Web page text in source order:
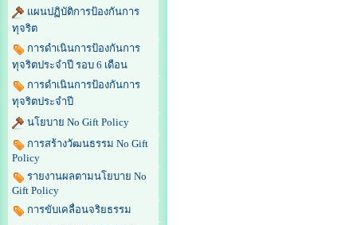
แผนปฏิบัติการป้องกันการ
ทุจริต
การดำเนินการป้องกันการ
ทุจริตประจำปี รอบ 6 เดือน
การดำเนินการป้องกันการ
ทุจริตประจำปี
นโยบาย No Gift Policy
การสร้างวัฒนธรรม No Gift
Policy
รายงานผลตามนโยบาย No
Gift Policy
การขับเคลื่อนจริยธรรม